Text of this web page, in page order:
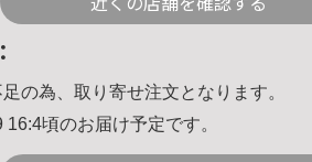
の為、取り寄せ注文となります。
16:4頃のお届け予定です。